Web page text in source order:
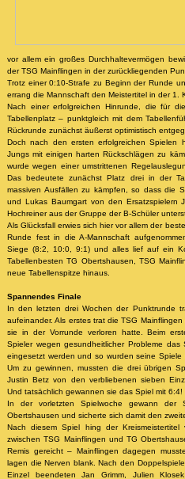
vor allem ein großes Durchhaltevermögen
der TSG Mainflingen in der zurückliegenden
Trotz einer 0:10-Strafe zu Beginn der Runde
errang die Mannschaft den Meistertitel in der 1.
Nach einer erfolgreichen Hinrunde, die für
Tabellenplatz – punktgleich mit dem
Rückrunde zunächst äußerst optimistisch
Doch nach den ersten erfolgreichen Spielen
Jungs mit einigen harten Rückschlägen zu
wurde wegen einer umstrittenen
Das bedeutete zunächst Platz drei in der
massiven Ausfällen zu kämpfen, so dass die
und Lukas Baumgart von den Ersatzspielern
Hochreiner aus der Gruppe der B-Schüler
Als Glücksfall erwies sich hier vor allem der
Runde fest in die A-Mannschaft
Siege (8:2, 10:0, 9:1) und alles lief auf ein
Tabellenbesten TG Obertshausen, TSG
neue Tabellenspitze hinaus.
Spannendes Finale
In den letzten drei Wochen der Punktrunde
aufeinander. Als erstes trat die TSG
sie in der Vorrunde verloren hatte. Beim
Spieler wegen gesundheitlicher Probleme
eingesetzt werden und so wurden seine
Um zu gewinnen, mussten die drei übrigen
Justin Betz von den verbliebenen sieben
Und tatsächlich gewannen sie das Spiel mit 6:4!
In der vorletzten Spielwoche gewann der
Obertshausen und sicherte sich damit den
Nach diesem Spiel hing der
zwischen TSG Mainflingen und TG
Remis gereicht – Mainflingen dagegen
lagen die Nerven blank. Nach den
Einzel beendeten Jan Grimm, Julien